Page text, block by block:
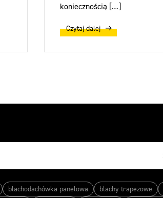
koniecznością […]
Czytaj dalej
blachodachówka panelowa blachy trapezowe